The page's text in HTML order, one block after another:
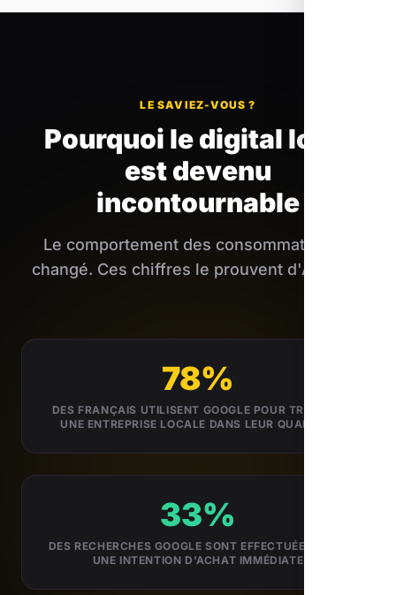
LE SAVIEZ-VOUS ?
Pourquoi le digital local
est devenu
incontournable
Le comportement des consommateurs a
changé. Ces chiffres le prouvent d'Arvieux.
78%
DES FRANÇAIS UTILISENT GOOGLE POUR TROUVER
UNE ENTREPRISE LOCALE DANS LEUR QUARTIER
33%
DES RECHERCHES GOOGLE SONT EFFECTUÉES AVEC
UNE INTENTION D'ACHAT IMMÉDIATE